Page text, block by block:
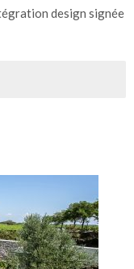
design signée